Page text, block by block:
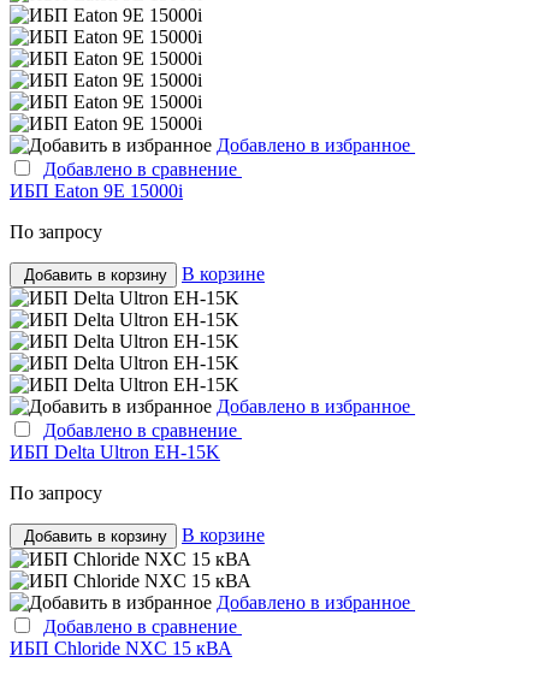
Добавлено в избранное
Добавлено в сравнение
ИБП Eaton 9E 15000i
По запросу
Добавить в корзину В корзине
Добавлено в избранное
Добавлено в сравнение
ИБП Delta Ultron EH-15K
По запросу
Добавить в корзину В корзине
Добавлено в избранное
Добавлено в сравнение
ИБП Chloride NXC 15 кВА